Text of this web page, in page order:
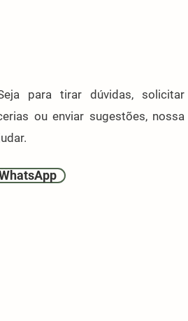
para tirar dúvidas, solicitar
ou enviar sugestões, nossa